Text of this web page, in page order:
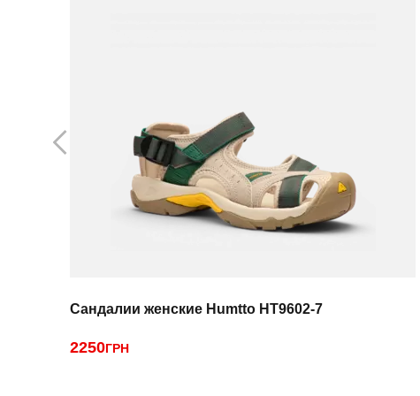
Сандалии женские Humtto HT9602-7
2250ГРН